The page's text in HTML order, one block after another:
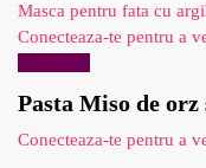
Masca pentru fata cu
Conecteaza-te pentru a
Pasta Miso de
Conecteaza-te pentru a